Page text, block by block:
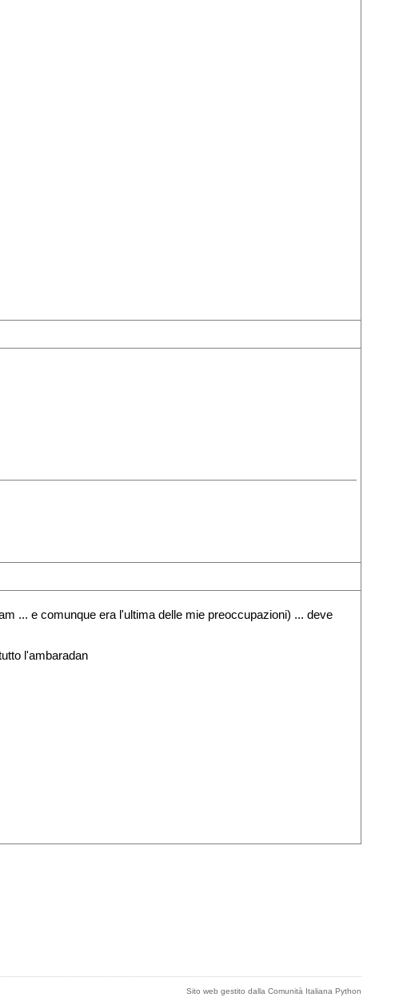
... e comunque era l'ultima delle mie preoccupazioni) ... deve
l'ambaradan
Sito web gestito dalla Comunità Italiana Python